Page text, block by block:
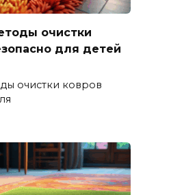
очистки
для детей
очистки ковров